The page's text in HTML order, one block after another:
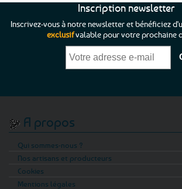
Inscription newsletter
Inscrivez-vous à notre newsletter et bénéficiez
exclusifvalable pour votre prochaine
A propos
Qui sommes-nous ?
Nos artisans et producteurs
Cookies
Mentions légales